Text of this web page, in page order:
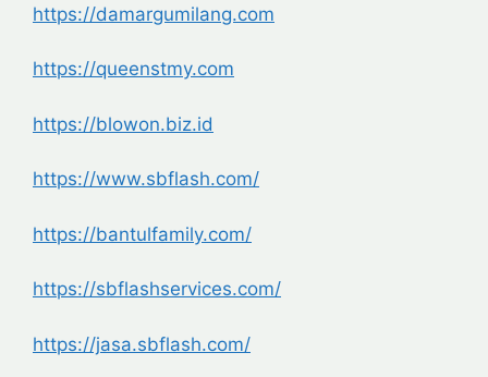
https://damargumilang.com
https://queenstmy.com
https://blowon.biz.id
https://www.sbflash.com/
https://bantulfamily.com/
https://sbflashservices.com/
https://jasa.sbflash.com/